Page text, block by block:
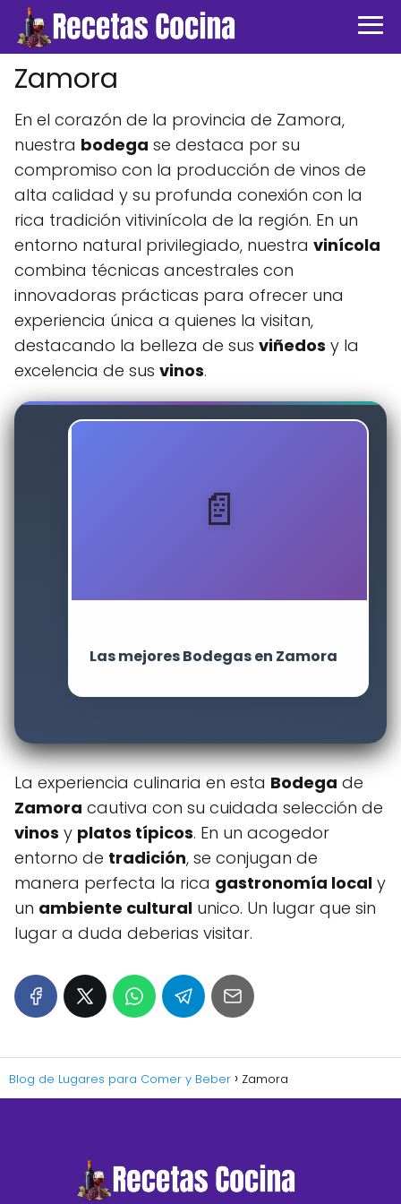
Zamora
En el corazón de la provincia de Zamora,
nuestra bodega se destaca por su
compromiso con la producción de vinos de
alta calidad y su profunda conexión con la
rica tradición vitivinícola de la región. En un
entorno natural privilegiado, nuestra vinícola
combina técnicas ancestrales con
innovadoras prácticas para ofrecer una
experiencia única a quienes la visitan,
destacando la belleza de sus viñedos y la
excelencia de sus vinos.
Las mejores Bodegas en Zamora
La experiencia culinaria en esta Bodega de
Zamora cautiva con su cuidada selección de
vinos y platos típicos. En un acogedor
entorno de tradición, se conjugan de
manera perfecta la rica gastronomía local y
un ambiente cultural unico. Un lugar que sin
lugar a duda deberias visitar.
Blog de Lugares para Comer y Beber Zamora